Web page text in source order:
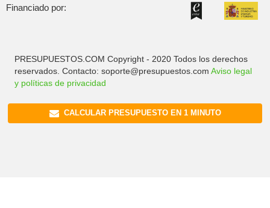
Financiado por:
PRESUPUESTOS.COM Copyright - 2020 Todos los derechos
reservados. Contacto: soporte@presupuestos.com Aviso legal
y políticas de privacidad
CALCULAR PRESUPUESTO EN 1 MINUTO